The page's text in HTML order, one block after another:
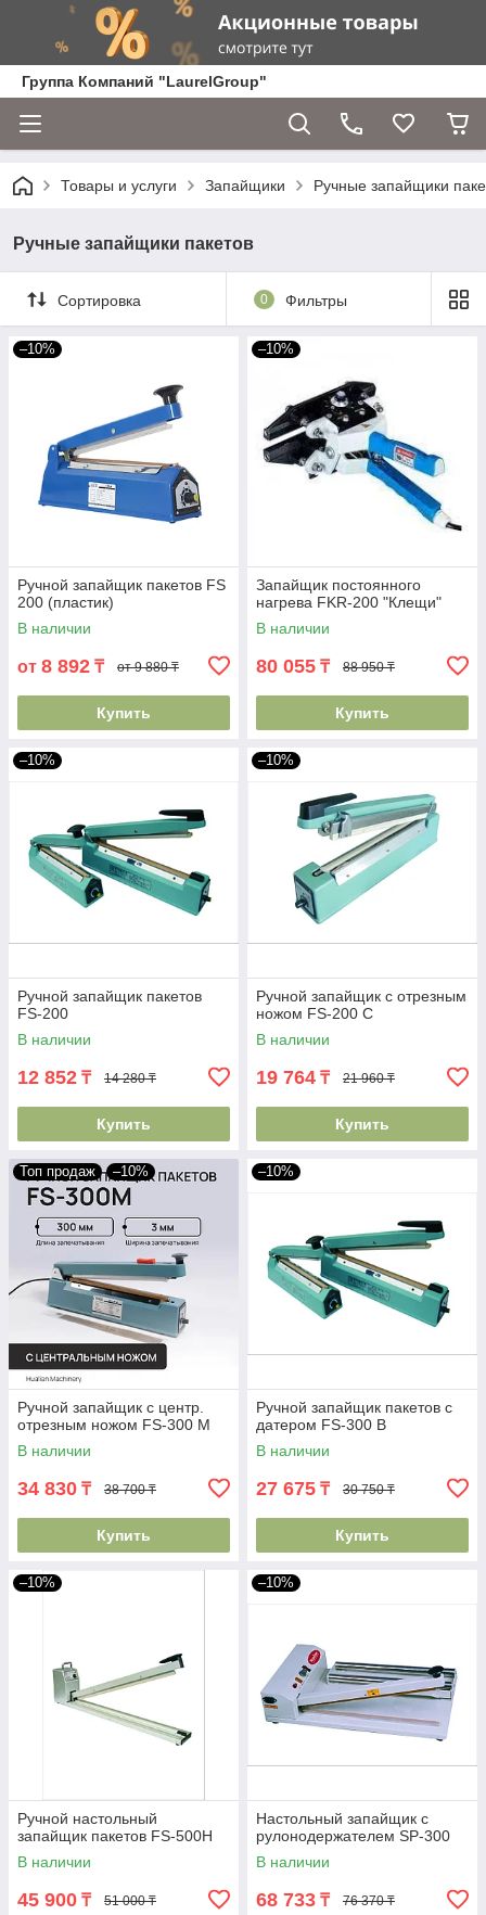
Группа Компаний "LaurelGroup"
Товары и услуги Запайщики Ручные запайщики
Ручные запайщики пакетов
Сортировка 0 Фильтры
–10%
Ручной запайщик пакетов FS
200 (пластик)
В наличии
от 8 892 ₸ от 9 880 ₸
Купить
–10%
Запайщик постоянного
нагрева FKR-200 "Клещи"
В наличии
80 055 ₸ 88 950 ₸
Купить
–10%
Ручной запайщик пакетов
FS-200
В наличии
12 852 ₸ 14 280 ₸
Купить
–10%
Ручной запайщик с отрезным
ножом FS-200 C
В наличии
19 764 ₸ 21 960 ₸
Купить
Топ продаж –10%
Ручной запайщик с центр.
отрезным ножом FS-300 M
В наличии
34 830 ₸ 38 700 ₸
Купить
–10%
Ручной запайщик пакетов с
датером FS-300 B
В наличии
27 675 ₸ 30 750 ₸
Купить
–10%
Ручной настольный
запайщик пакетов FS-500H
В наличии
45 900 ₸ 51 000 ₸
–10%
Настольный запайщик с
рулонодержателем SP-300
В наличии
68 733 ₸ 76 370 ₸